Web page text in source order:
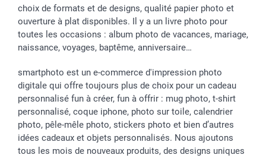
choix de formats et de designs, qualité papier photo et
ouverture à plat disponibles. Il y a un livre photo pour
toutes les occasions : album photo de vacances, mariage,
naissance, voyages, baptême, anniversaire…
smartphoto est un e-commerce d'impression photo
digitale qui offre toujours plus de choix pour un cadeau
personnalisé fun à créer, fun à offrir : mug photo, t-shirt
personnalisé, coque iphone, photo sur toile, calendrier
photo, pêle-mêle photo, stickers photo et bien d’autres
idées cadeaux et objets personnalisés. Nous ajoutons
tous les mois de nouveaux produits, des designs uniques